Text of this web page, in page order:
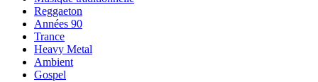
Reggaeton
Années 90
Trance
Heavy Metal
Ambient
Gospel